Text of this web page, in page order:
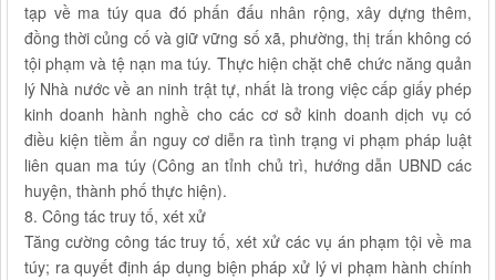
tạp về ma túy qua đó phấn đấu nhân rộng, xây dựng thêm,
đồng thời củng cố và giữ vững số xã, phường, thị trấn không có
tội phạm và tệ nạn ma túy. Thực hiện chặt chẽ chức năng quản
lý Nhà nước về an ninh trật tự, nhất là trong việc cấp giấy phép
kinh doanh hành nghề cho các cơ sở kinh doanh dịch vụ có
điều kiện tiềm ẩn nguy cơ diễn ra tình trạng vi phạm pháp luật
liên quan ma túy (Công an tỉnh chủ trì, hướng dẫn UBND các
huyện, thành phố thực hiện).
8. Công tác truy tố, xét xử
Tăng cường công tác truy tố, xét xử các vụ án phạm tội về ma
túy; ra quyết định áp dụng biện pháp xử lý vi phạm hành chính